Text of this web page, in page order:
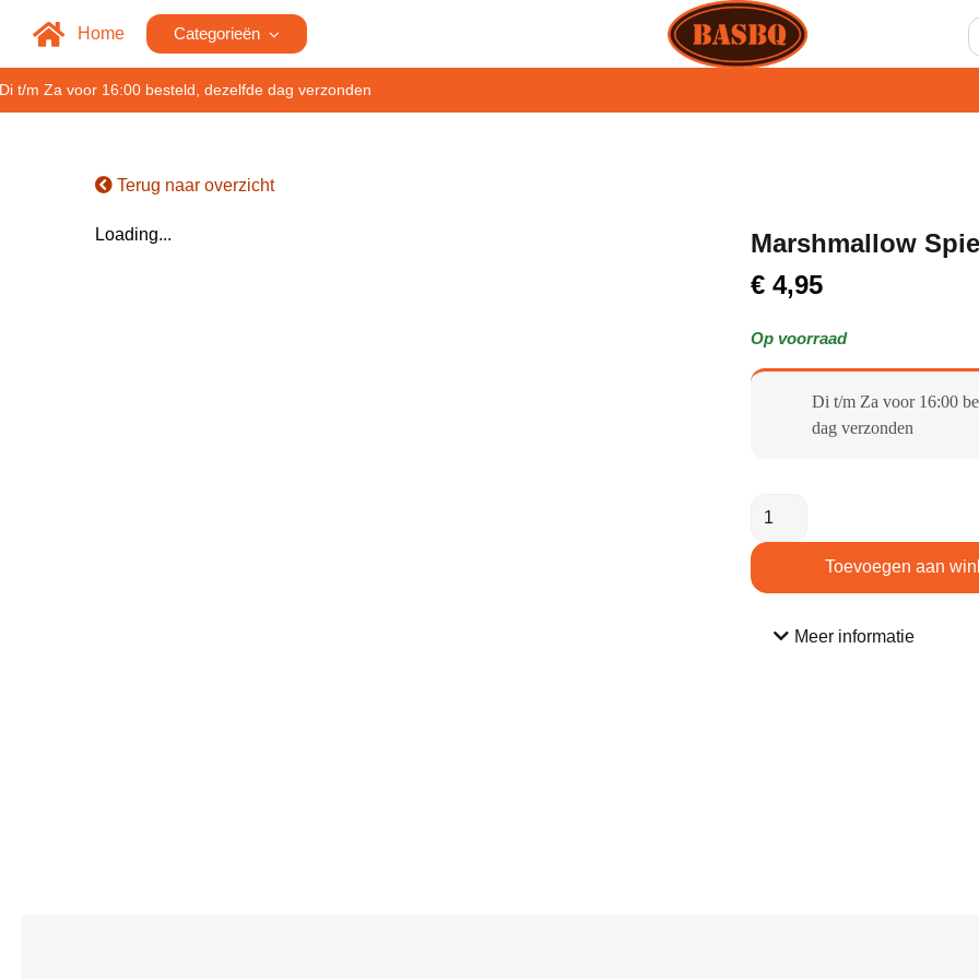
Home Categorieën
t/m Za voor 16:00 besteld, dezelfde dag verzonden
Terug naar overzicht
Loading...
Marshmallow
€ 4,95
Op voorraad
Di t/m Za voor 16:00
dag verzonden​
Toevoegen aan
Meer informatie